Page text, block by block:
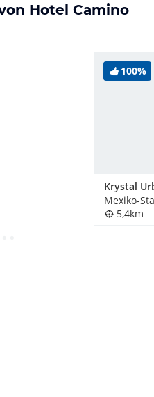
Hotel Camino
100%
Mexiko-
5,4km